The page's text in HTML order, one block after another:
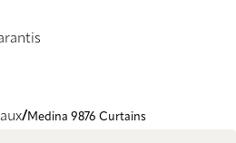
Medina 9876 Curtains